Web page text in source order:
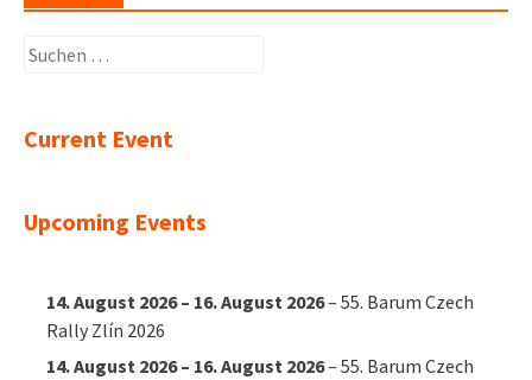
Suchen
Current Event
Upcoming Events
14. August 2026– 16. August 2026–55. Barum Czech
Rally Zlín 2026
14. August 2026– 16. August 2026–55. Barum Czech